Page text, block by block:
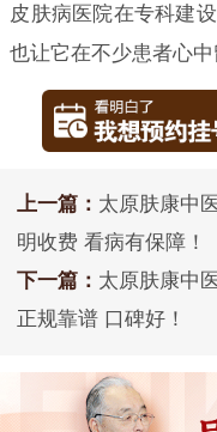
皮肤病医院在专科建
也让它在不少患者心
上一篇： 太原肤康中
明收费 看病有保障！
下一篇： 太原肤康中
正规靠谱 口碑好！